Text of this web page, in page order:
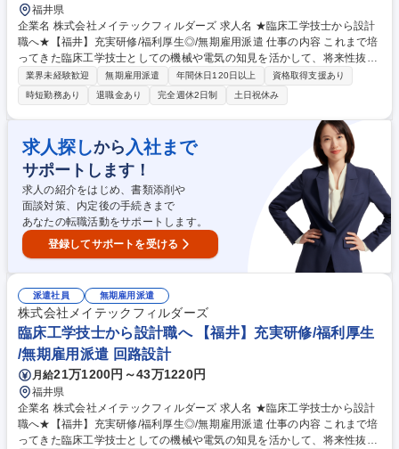
福井県
企業名 株式会社メイテックフィルダーズ 求人名 ★臨床工学技士から設計
職へ★【福井】充実研修/福利厚生◎/無期雇用派遣 仕事の内容 これまで培
ってきた臨床工学技士としての機械や電気の知見を活かして、将来性抜群
の設計職にキャリアチェンジしませんか？充実した研修で未経験からでも
プロの設計者を目指せる環境があります。 研修にて一連の流れを学べるた
め、着実に実務スキルを向上させつつカーボンニュートラル実現に向けた
開発など社会的意義の高い取り組みに貢献し、やりがいも感じられる環境
で将来の幅を広げることができます。エンジニアが多数活躍しており、業
務負荷のコントロールもしやすいため、「キャリアも生活も大事にした
い」という方でもご活躍いただけます。 募集職種 ★臨床工学技士から設
計職へ★【福井】充実研修/福利厚生◎/無期雇用派遣
業界未経験歓迎 無期雇用派遣 年間休日120日以上
資格取得支援あり
時短勤務あり
退職金あり 完全週休2日制 土日祝休み
求人探しから 入社まで
サポートします！
求人の紹介をはじめ、書類添削や
面談対策、内定後の手続きまで
あなたの転職活動をサポートします。
登録してサポートを受ける
派遣社員 無期雇用派遣
株式会社メイテックフィルダーズ
臨床工学技士から設計職へ 【福井】充実研修/福利厚生
/無期雇用派遣 回路設計
月給21万1200円～43万1220円
福井県
企業名 株式会社メイテックフィルダーズ 求人名 ★臨床工学技士から設計
職へ★【福井】充実研修/福利厚生◎/無期雇用派遣 仕事の内容 これまで培
ってきた臨床工学技士としての機械や電気の知見を活かして、将来性抜群